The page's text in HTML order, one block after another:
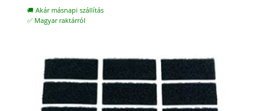
🚚 Akár másnapi szállítás
✅ Magyar raktárról